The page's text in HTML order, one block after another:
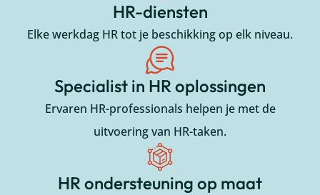
HR-diensten
Elke werkdag HR tot je beschikking op elk niveau.
Specialist in HR oplossingen
Ervaren HR-professionals helpen je met de
uitvoering van HR-taken.
HR ondersteuning op maat